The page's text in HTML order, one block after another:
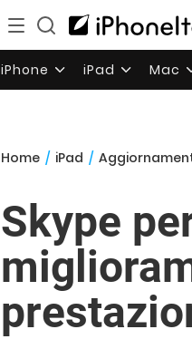
iPhone iPad Mac
Home / iPad /
Skype